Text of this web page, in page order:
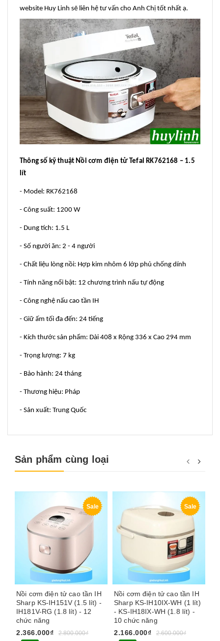
website Huy Linh sẽ liên hệ tư vấn cho Anh Chị tốt nhất ạ.
Thông số kỹ thuật Nồi cơm điện tử Tefal RK762168 – 1.5
lít
- Model: RK762168
- Công suất: 1200 W
- Dung tích: 1.5 L
- Số người ăn: 2 - 4 người
- Chất liệu lòng nồi: Hợp kim nhôm 6 lớp phủ chống dính
- Tính năng nổi bật: 12 chương trình nấu tự động
- Công nghệ nấu cao tần IH
- Giữ ấm tối đa đến: 24 tiếng
- Kích thước sản phẩm: Dài 408 x Rộng 336 x Cao 294 mm
- Trọng lượng: 7 kg
- Bảo hành: 24 tháng
- Thương hiệu: Pháp
- Sản xuất: Trung Quốc
Sản phẩm cùng loại
Sale
Nồi cơm điện tử cao tần IH
Sharp KS-IH151V (1.5 lít) -
IH181V-RG (1.8 lít) - 12
chức năng
2.366.000₫
2.800.000₫
Sale
Nồi cơm điện tử cao tần IH
Sharp KS-IH10IX-WH (1 lít)
- KS-IH18IX-WH (1.8 lít) -
10 chức năng
2.166.000₫
2.600.000₫